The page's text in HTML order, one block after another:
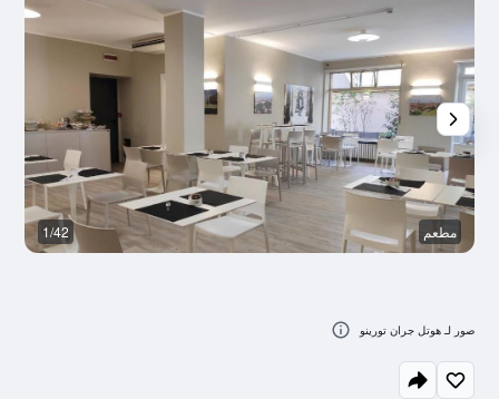
مطعم 1/42
صور لـ هوتل جران تورينو